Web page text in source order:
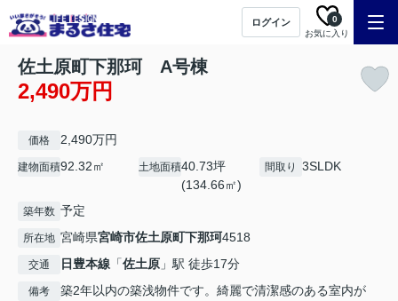
ログイン
お気に入り
0
佐土原町下那珂 A号棟
2,490万円
価格 2,490万円
建物面積92.32㎡ 土地面積40.73坪
(134.66㎡)
間取り 3SLDK
築年数 予定
所在地 宮崎県宮崎市佐土原町下那珂4518
交通 日豊本線 「佐土原 」駅 徒歩17分
備考
築2年以内の築浅物件です。綺麗で清潔感のある室内が